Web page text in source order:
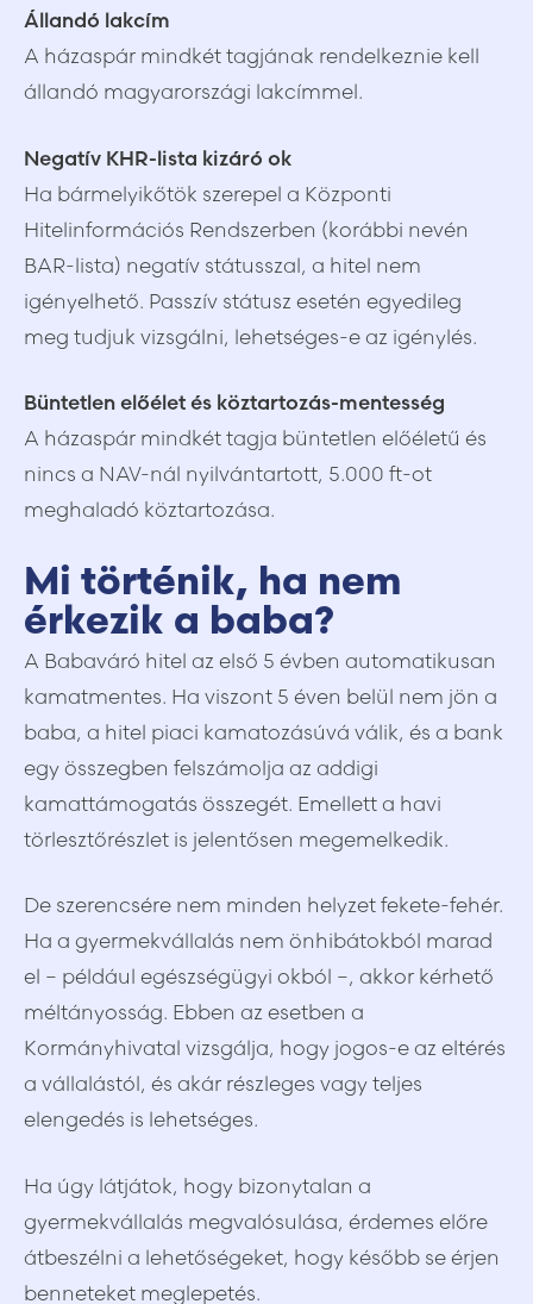
Állandó lakcím
A házaspár mindkét tagjának rendelkeznie kell
állandó magyarországi lakcímmel.
Negatív KHR-lista kizáró ok
Ha bármelyikőtök szerepel a Központi
Hitelinformációs Rendszerben (korábbi nevén
BAR-lista) negatív státusszal, a hitel nem
igényelhető. Passzív státusz esetén egyedileg
meg tudjuk vizsgálni, lehetséges-e az igénylés.
Büntetlen előélet és köztartozás-mentesség
A házaspár mindkét tagja büntetlen előéletű és
nincs a NAV-nál nyilvántartott, 5.000 ft-ot
meghaladó köztartozása.
Mi történik, ha nem
érkezik a baba?
A Babaváró hitel az első 5 évben automatikusan
kamatmentes. Ha viszont 5 éven belül nem jön a
baba, a hitel piaci kamatozásúvá válik, és a bank
egy összegben felszámolja az addigi
kamattámogatás összegét. Emellett a havi
törlesztőrészlet is jelentősen megemelkedik.
De szerencsére nem minden helyzet fekete-fehér.
Ha a gyermekvállalás nem önhibátokból marad
el – például egészségügyi okból –, akkor kérhető
méltányosság. Ebben az esetben a
Kormányhivatal vizsgálja, hogy jogos-e az eltérés
a vállalástól, és akár részleges vagy teljes
elengedés is lehetséges.
Ha úgy látjátok, hogy bizonytalan a
gyermekvállalás megvalósulása, érdemes előre
átbeszélni a lehetőségeket, hogy később se érjen
benneteket meglepetés.